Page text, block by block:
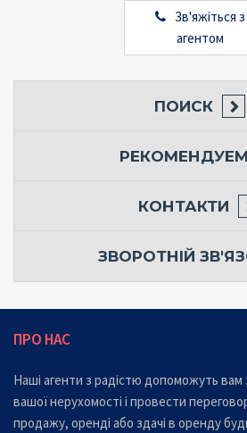
Зв'яжіться з
агентом
ПОИСК
РЕКОМЕНДУЕМ
КОНТАКТИ
ЗВОРОТНІЙ
ПРО НАС
Наші агенти з радістю допоможуть вам
вашої нерухомості і провести
продажу, оренді або здачі в оренду